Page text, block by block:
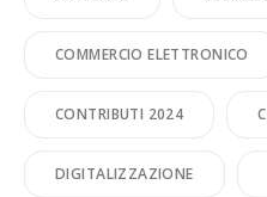
COMMERCIO ELETTRONICO
CONTRIBUTI 2024
DIGITALIZZAZIONE